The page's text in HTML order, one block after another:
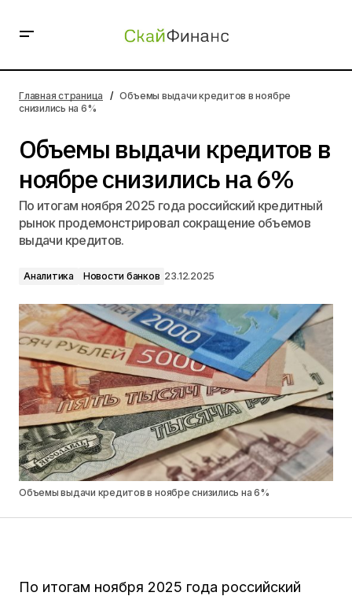
Главная страница
Объемы выдачи кредитов в ноябре
снизились на 6%
Объемы выдачи кредитов в
ноябре снизились на 6%
По итогам ноября 2025 года российский кредитный
рынок продемонстрировал сокращение объемов
выдачи кредитов.
Аналитика Новости банков 23.12.2025
Объемы выдачи кредитов в ноябре снизились на 6%
По итогам ноября 2025 года российский